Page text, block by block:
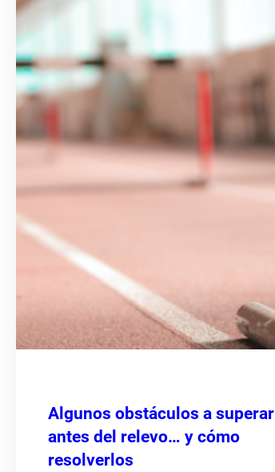
Algunos obstáculos a superar
antes del relevo… y cómo
resolverlos